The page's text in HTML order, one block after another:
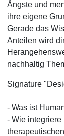
Ängste und
ihre eigene
Gerade das
Anteilen wird
nachhaltig
Signature
- Was ist
- Wie integriere